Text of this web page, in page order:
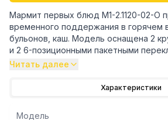
Мармит первых блюд М1-2.1120-02-О
временного поддержания в горячем
бульонов, каш. Модель оснащена 2
и 2 6-позиционными пакетными
позволяющими регулировать их
ножки - из нержавеющей стали и
Читать далее
Характеристики
Модель